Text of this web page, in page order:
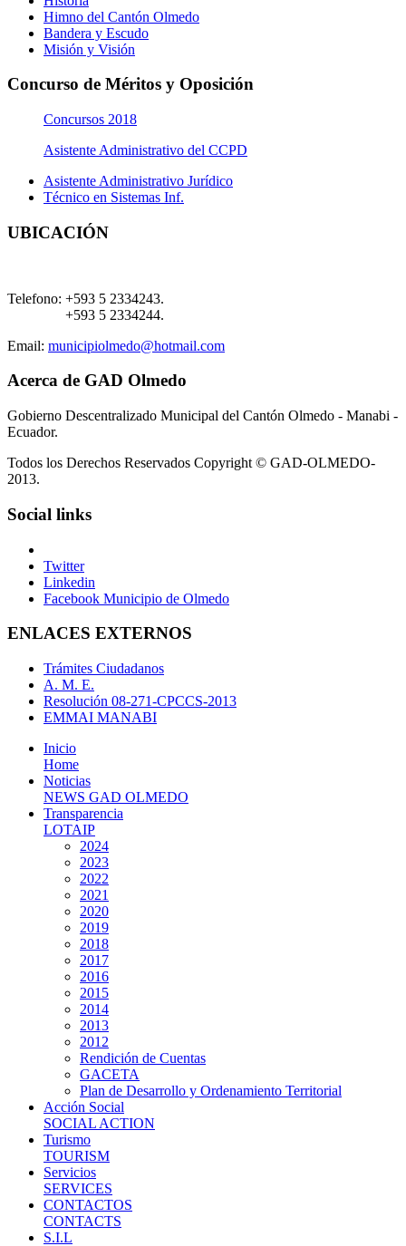
Himno del Cantón Olmedo
Bandera y Escudo
Misión y Visión
Concurso de Méritos y Oposición
Concursos 2018
Asistente Administrativo del CCPD
Asistente Administrativo Jurídico
Técnico en Sistemas Inf.
UBICACIÓN
Telefono: +593 5 2334243.
+593 5 2334244.
Email: municipiolmedo@hotmail.com
Acerca de GAD Olmedo
Gobierno Descentralizado Municipal del Cantón Olmedo - Manabi -
Ecuador.
Todos los Derechos Reservados Copyright © GAD-OLMEDO-
2013.
Social links
Twitter
Linkedin
Facebook Municipio de Olmedo
ENLACES EXTERNOS
Trámites Ciudadanos
A. M. E.
Resolución 08-271-CPCCS-2013
EMMAI MANABI
Inicio
Home
Noticias
NEWS GAD OLMEDO
Transparencia
LOTAIP
2024
2023
2022
2021
2020
2019
2018
2017
2016
2015
2014
2013
2012
Rendición de Cuentas
GACETA
Plan de Desarrollo y Ordenamiento Territorial
Acción Social
SOCIAL ACTION
Turismo
TOURISM
Servicios
SERVICES
CONTACTOS
CONTACTS
S.I.L